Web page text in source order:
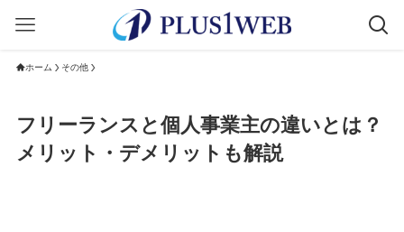
ホーム その他
フリーランスと個人事業主の違いとは？
メリット・デメリットも解説